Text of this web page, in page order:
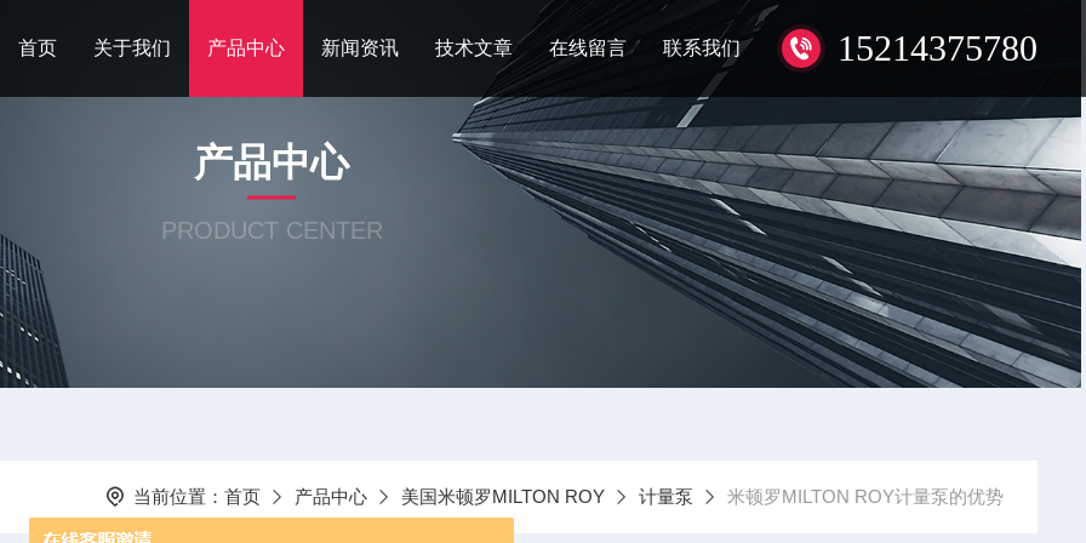
15214375780
首页 关于我们 产品中心 新闻资讯 技术文章 在线留言 联系我们
产品中心
PRODUCT CENTER
当前位置： 首页 产品中心 美国米顿罗MILTON ROY 计量泵 米顿罗MILTON ROY计量泵的优势